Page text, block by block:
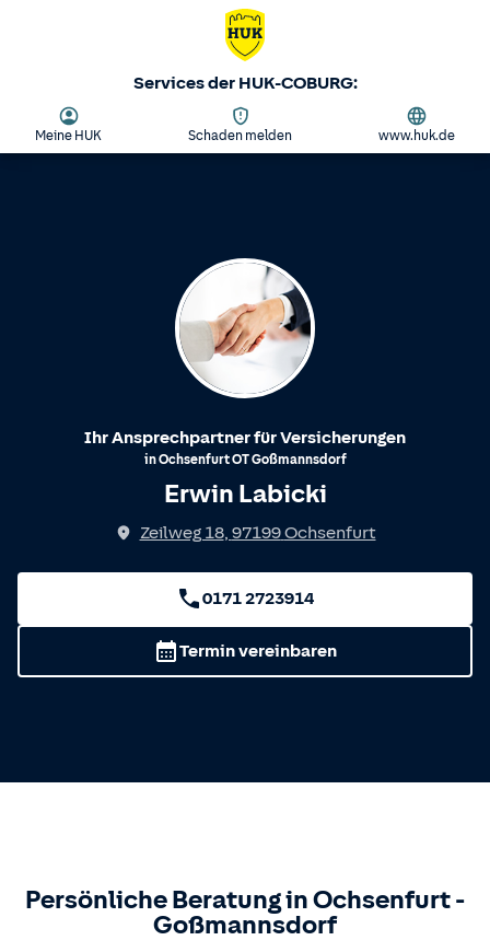
Services der HUK-COBURG:
Meine HUK Schaden melden www.huk.de
Ihr Ansprechpartner für Versicherungen
inOchsenfurtOTGoßmannsdorf
Erwin Labicki
Zeilweg 18, 97199Ochsenfurt
0171 2723914
Termin vereinbaren
Persönliche Beratung inOchsenfurt-
Goßmannsdorf